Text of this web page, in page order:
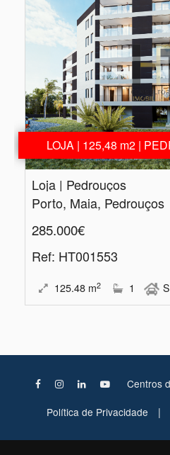
LOJA | 125,48 m2 |
Loja | Pedrouços
Porto, Maia, Pedrouços
285.000€
Ref: HT001553
125.48 m2 1
Centros
Política de Privacidade |